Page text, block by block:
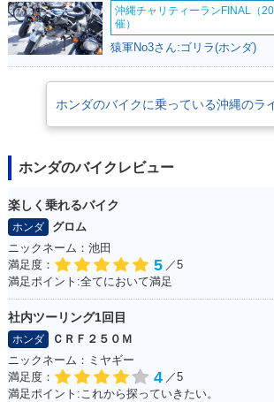
沖縄チャリティーランFINAL（
催）
猿軍No3さん:ゴリラ(ホンダ)
ホンダのバイクに乗っている沖縄のラ
ホンダのバイクレビュー
楽しく乗れるバイク
ホンダ
グロム
ニックネーム：池田
満足度：
5 ／5
満足ポイント:全てにおいて満足
社内ツーリング1回目
ホンダ
ＣＲＦ２５０Ｍ
ニックネーム：ミヤギー
満足度：
4 ／5
満足ポイント:これから探っていきたい。